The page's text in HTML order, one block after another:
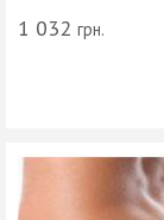
1 032 грн.